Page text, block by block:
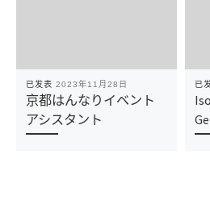
已发表 2023年11月28日
京都はんなりイベント
アシスタント
已